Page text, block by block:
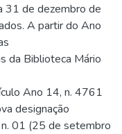
31 de dezembro de
A partir do Ano
da Biblioteca Mário
Ano 14, n. 4761
designação
01 (25 de setembro